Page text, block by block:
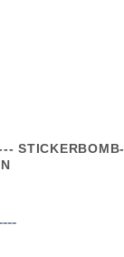
STICKERBOMB-